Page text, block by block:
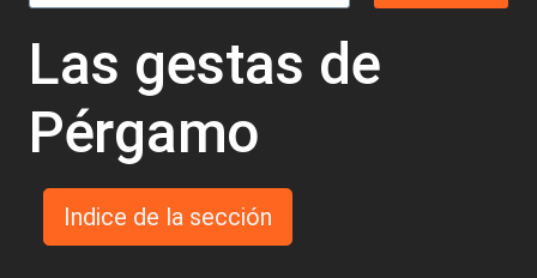
Las gestas de
Pérgamo
Indice de la sección